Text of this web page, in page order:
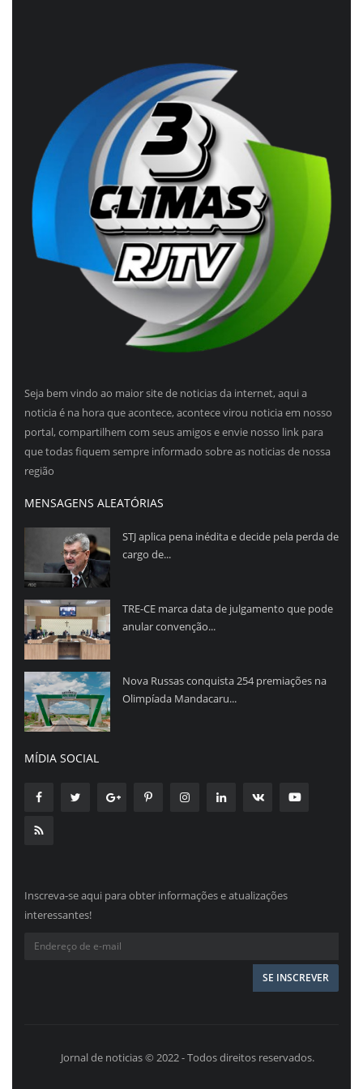
Seja bem vindo ao maior site de noticias da internet, aqui a
noticia é na hora que acontece, acontece virou noticia em nosso
portal, compartilhem com seus amigos e envie nosso link para
que todas fiquem sempre informado sobre as noticias de nossa
região
MENSAGENS ALEATÓRIAS
STJ aplica pena inédita e decide pela perda de
cargo de...
TRE-CE marca data de julgamento que pode
anular convenção...
Nova Russas conquista 254 premiações na
Olimpíada Mandacaru...
MÍDIA SOCIAL
Inscreva-se aqui para obter informações e atualizações
interessantes!
Jornal de noticias © 2022 - Todos direitos reservados.